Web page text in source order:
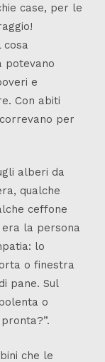
case, per le
cosa
potevano
e
Con abiti
per
alberi da
qualche
ceffone
la persona
lo
o finestra
pane. Sul
o
che le